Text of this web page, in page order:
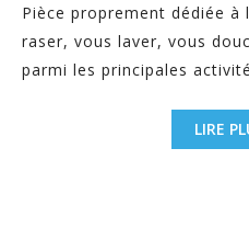
Pièce proprement dédiée à
raser, vous laver, vous
parmi les principales
LIRE